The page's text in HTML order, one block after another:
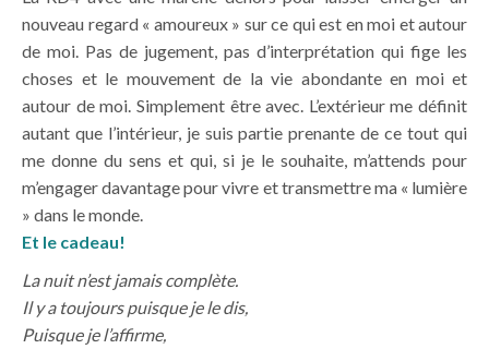
nouveau regard « amoureux » sur ce qui est en moi et autour
de moi. Pas de jugement, pas d’interprétation qui fige les
choses et le mouvement de la vie abondante en moi et
autour de moi. Simplement être avec. L’extérieur me définit
autant que l’intérieur, je suis partie prenante de ce tout qui
me donne du sens et qui, si je le souhaite, m’attends pour
m’engager davantage pour vivre et transmettre ma « lumière
» dans le monde.
Et le cadeau!
La nuit n’est jamais complète.
Il y a toujours puisque je le dis,
Puisque je l’affirme,